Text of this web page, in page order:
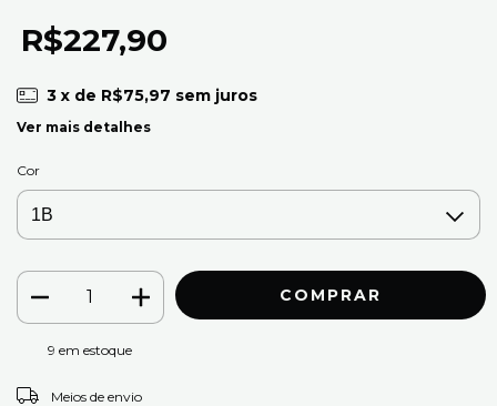
R$227,90
3 x de R$75,97 sem juros
Ver mais detalhes
Cor
9 em estoque
Entregas para o CEP:
Meios de envio